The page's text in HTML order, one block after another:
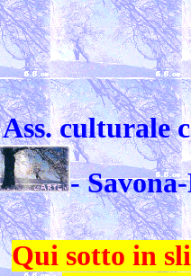
Ass. culturale
-
Qui sotto in